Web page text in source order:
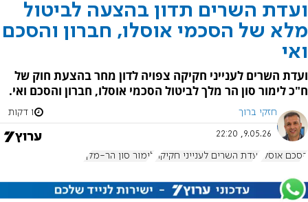
ועדת השרים תדון בהצעה לביטול
מלא של הסכמי אוסלו, חברון והסכם
ואי
ועדת השרים לענייני חקיקה צפויה לדון מחר בהצעת חוק של
ח"כ לימור סון הר מלך לביטול הסכמי אוסלו, חברון והסכם ואי.
חזקי ברוך 1 דקות
9.05.26, 22:20
הסכם אוסלו ועדת השרים לענייני חקיקה לימור סון הר-מלך